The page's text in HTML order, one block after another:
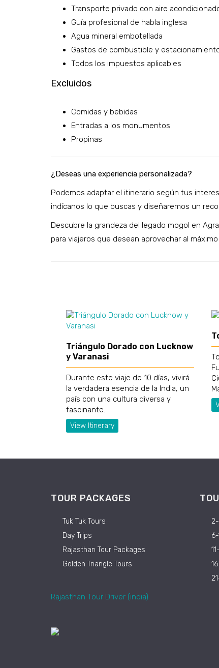
Transporte privado con aire
Guía profesional de habla inglesa
Agua mineral embotellada
Gastos de combustible y
Todos los impuestos aplicables
Excluidos
Comidas y bebidas
Entradas a los monumentos
Propinas
¿Deseas una experiencia personalizada?
Podemos adaptar el itinerario según tus
indícanos lo que buscas y diseñaremos un
Descubre la grandeza del legado mogol en
para viajeros que desean aprovechar al
Triángulo Dorado con Lucknow
y Varanasi
Durante este viaje de 10 días, vivirá
la verdadera esencia de la India, un
país con una cultura diversa y
fascinante.
View Itinerary
TOUR PACKAGES
Tuk Tuk Tours
Day Trips
Rajasthan Tour Packages
Golden Triangle Tours
Rajasthan Tour Driver (india)